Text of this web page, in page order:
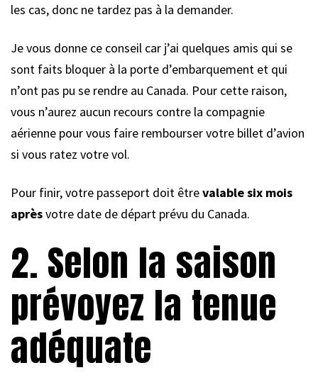
les cas, donc ne tardez pas à la demander.
Je vous donne ce conseil car j’ai quelques amis qui se
sont faits bloquer à la porte d’embarquement et qui
n’ont pas pu se rendre au Canada. Pour cette raison,
vous n’aurez aucun recours contre la compagnie
aérienne pour vous faire rembourser votre billet d’avion
si vous ratez votre vol.
Pour finir, votre passeport doit êtrevalable six mois
aprèsvotre date de départ prévu du Canada.
2. Selon la saison
prévoyez la tenue
adéquate